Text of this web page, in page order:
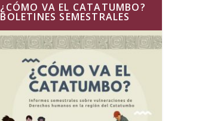
¿CÓMO VA EL CATATUMBO?
BOLETINES SEMESTRALES